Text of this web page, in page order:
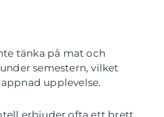
tänka på mat och
semestern, vilket
upplevelse.